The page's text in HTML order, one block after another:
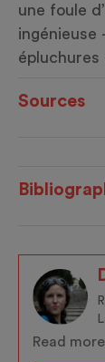
une foule
ingénieuse
Sources
Read more